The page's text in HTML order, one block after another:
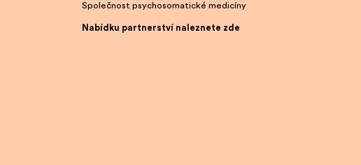
Společnost psychosomatické medicíny
Nabídku partnerství naleznete zde